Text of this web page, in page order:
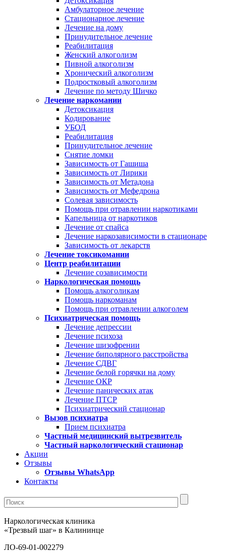
Амбулаторное лечение
Стационарное лечение
Лечение на дому
Принудительное лечение
Реабилитация
Женский алкоголизм
Пивной алкоголизм
Хронический алкоголизм
Подростковый алкоголизм
Лечение по методу Шичко
Лечение наркомании
Детоксикация
Кодирование
УБОД
Реабилитация
Принудительное лечение
Снятие ломки
Зависимость от Гашиша
Зависимость от Лирики
Зависимость от Метадона
Зависимость от Мефедрона
Солевая зависимость
Помощь при отравлении наркотиками
Капельница от наркотиков
Лечение от спайса
Лечение наркозависимости в стационаре
Зависимость от лекарств
Лечение токсикомании
Центр реабилитации
Лечение созависимости
Наркологическая помощь
Помощь алкоголикам
Помощь наркоманам
Помощь при отравлении алкоголем
Психиатрическая помощь
Лечение депрессии
Лечение психоза
Лечение шизофрении
Лечение биполярного расстройства
Лечение СДВГ
Лечение белой горячки на дому
Лечение ОКР
Лечение панических атак
Лечение ПТСР
Психиатрический стационар
Вызов психиатра
Прием психиатра
Частный медицинский вытрезвитель
Частный наркологический стационар
Акции
Отзывы
Отзывы WhatsApp
Контакты
Наркологическая клиника
«Трезвый шаг» в Калининце
ЛО-69-01-002279